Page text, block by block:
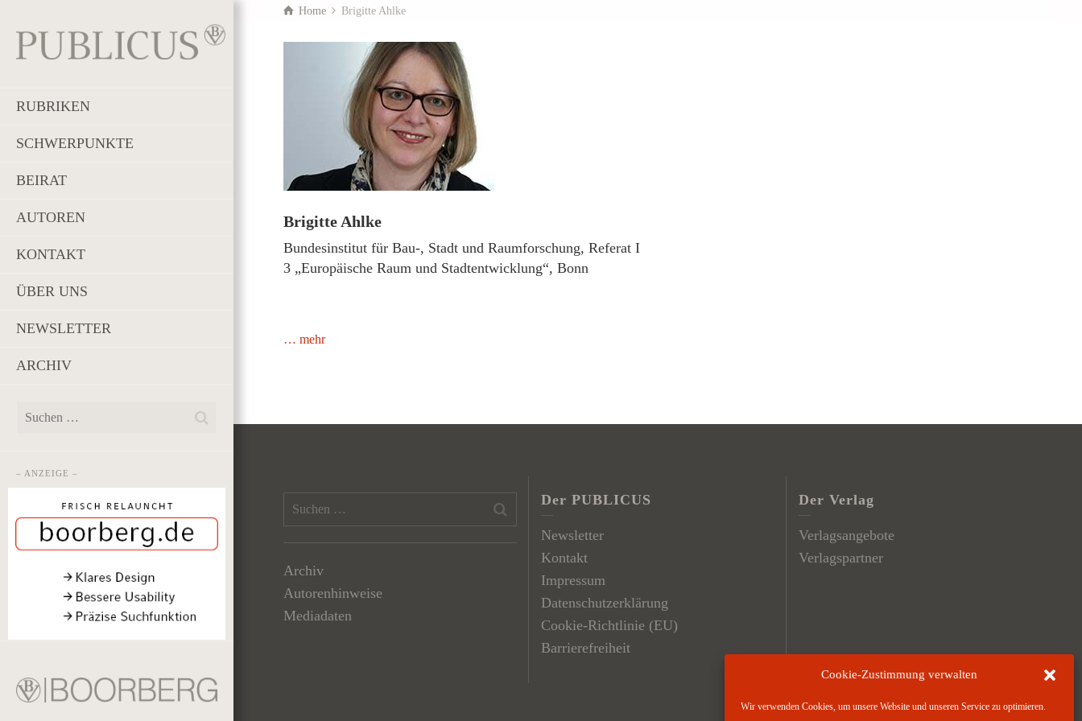
Cookie-Zustimmung verwalten
Wir verwenden Cookies, um unsere Website und unseren Service zu optimieren.
RUBRIKEN
SCHWERPUNKTE
BEIRAT
AUTOREN
KONTAKT
ÜBER UNS
NEWSLETTER
ARCHIV
– ANZEIGE –
Home Brigitte Ahlke
Brigitte Ahlke
Bundesinstitut für Bau-, Stadt und Raumforschung, Referat I
3 „Europäische Raum und Stadtentwicklung“, Bonn
… mehr
Archiv
Autorenhinweise
Mediadaten
Der PUBLICUS
Newsletter
Kontakt
Impressum
Datenschutzerklärung
Cookie-Richtlinie (EU)
Barrierefreiheit
Der Verlag
Verlagsangebote
Verlagspartner